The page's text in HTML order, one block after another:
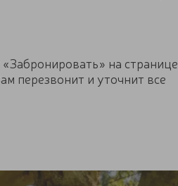
на странице
перезвонит и уточнит все